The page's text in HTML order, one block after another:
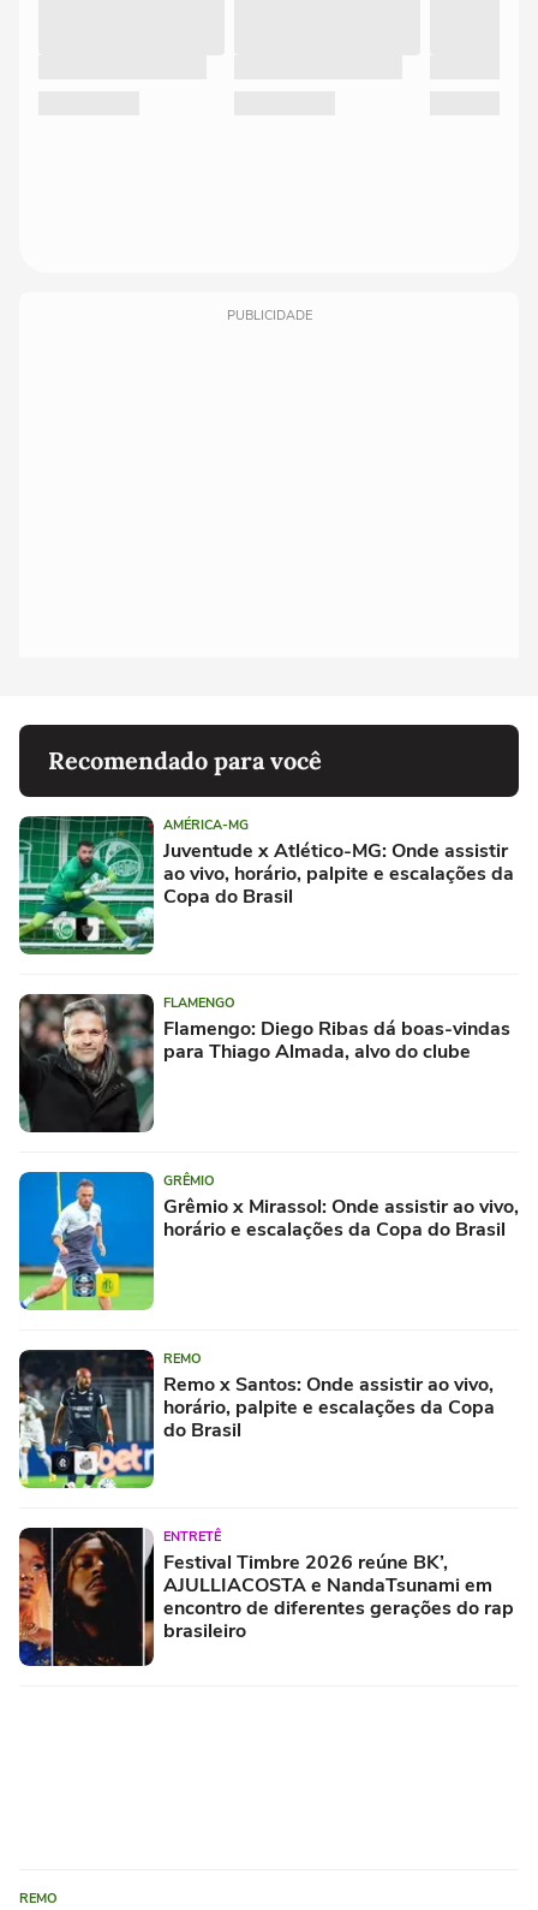
PUBLICIDADE
Recomendado para você
AMÉRICA-MG
Juventude x Atlético-MG: Onde assistir
ao vivo, horário, palpite e escalações da
Copa do Brasil
FLAMENGO
Flamengo: Diego Ribas dá boas-vindas
para Thiago Almada, alvo do clube
GRÊMIO
Grêmio x Mirassol: Onde assistir ao vivo,
horário e escalações da Copa do Brasil
REMO
Remo x Santos: Onde assistir ao vivo,
horário, palpite e escalações da Copa
do Brasil
ENTRETÊ
Festival Timbre 2026 reúne BK’,
AJULLIACOSTA e NandaTsunami em
encontro de diferentes gerações do rap
brasileiro
REMO